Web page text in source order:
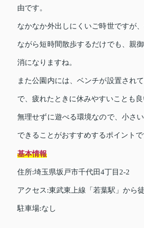
由です。
なかなか外出しにくいご時世ですが
ながら短時間散歩するだけでも、親
消になりますね。
また公園内には、ベンチが設置され
で、疲れたときに休みやすいことも良
無理せずに遊べる環境なので、小さ
できることがおすすめするポイントで
基本情報
住所:埼玉県坂戸市千代田4丁目2-2
アクセス:東武東上線「若葉駅」から
駐車場:なし